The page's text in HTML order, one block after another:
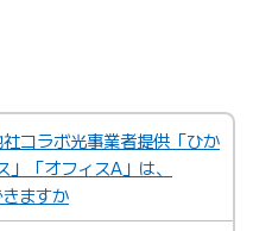
コラボ光事業者提供「ひか
「オフィスA」は、
ますか